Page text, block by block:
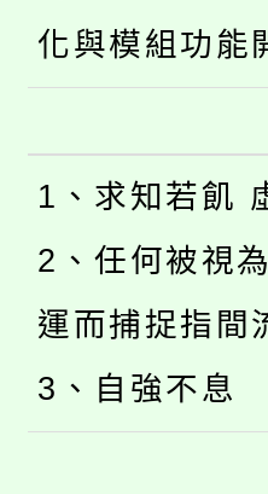
化與模組功能
1、求知若飢
2、任何被視
運而捕捉指間
3、自強不息